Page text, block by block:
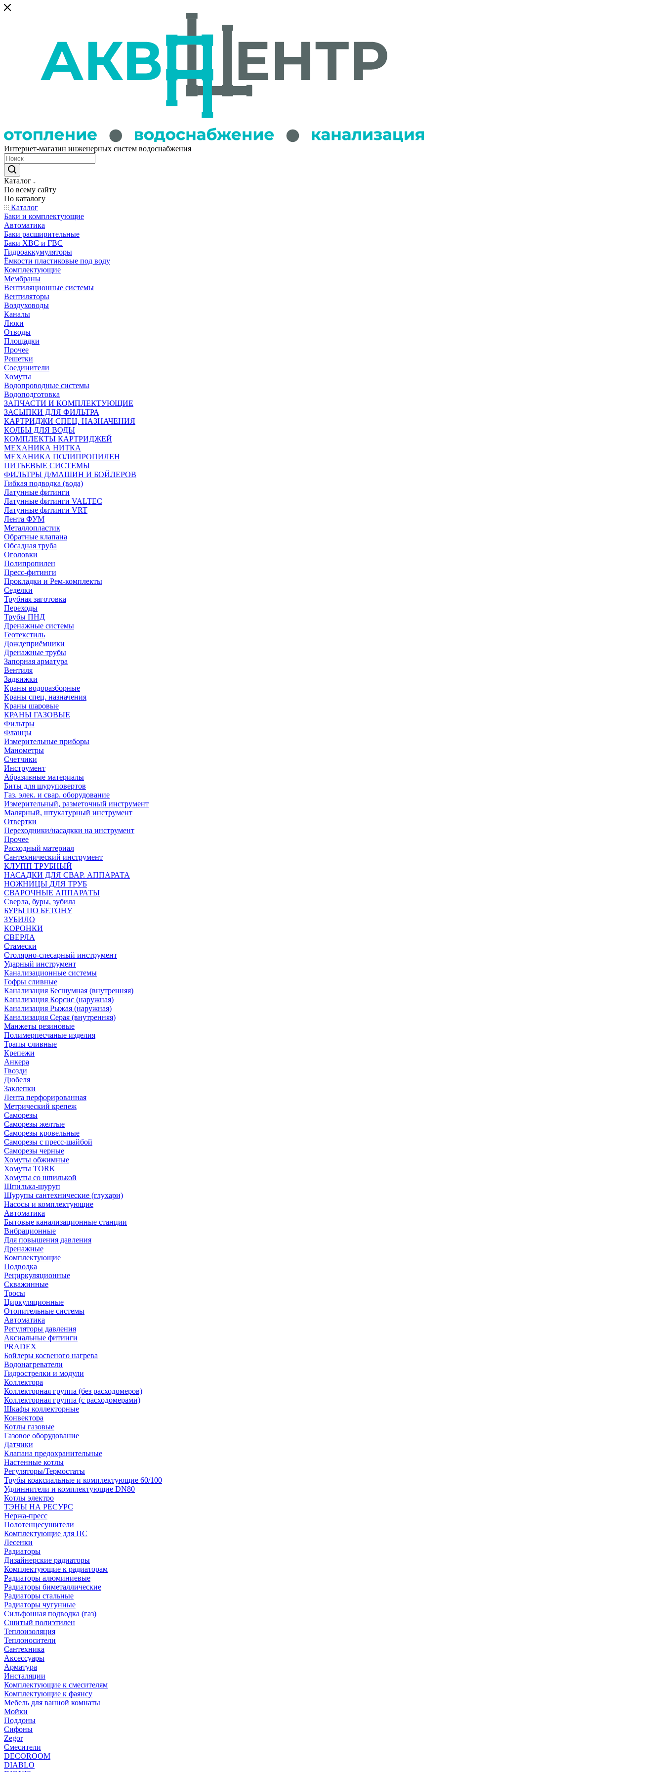
Интернет-магазин инженерных систем водоснабжения
Каталог
По всему сайту
По каталогу
Каталог
Баки и комплектующие
Автоматика
Баки расширительные
Баки ХВС и ГВС
Гидроаккумуляторы
Ёмкости пластиковые под воду
Комплектующие
Мембраны
Вентиляционные системы
Вентиляторы
Воздуховоды
Каналы
Люки
Отводы
Площадки
Прочее
Решетки
Соединители
Хомуты
Водопроводные системы
Водоподготовка
ЗАПЧАСТИ И КОМПЛЕКТУЮЩИЕ
ЗАСЫПКИ ДЛЯ ФИЛЬТРА
КАРТРИДЖИ СПЕЦ. НАЗНАЧЕНИЯ
КОЛБЫ ДЛЯ ВОДЫ
КОМПЛЕКТЫ КАРТРИДЖЕЙ
МЕХАНИКА НИТКА
МЕХАНИКА ПОЛИПРОПИЛЕН
ПИТЬЕВЫЕ СИСТЕМЫ
ФИЛЬТРЫ Д/МАШИН И БОЙЛЕРОВ
Гибкая подводка (вода)
Латунные фитинги
Латунные фитинги VALTEC
Латунные фитинги VRT
Лента ФУМ
Металлопластик
Обратные клапана
Обсадная труба
Оголовки
Полипропилен
Пресс-фитинги
Прокладки и Рем-комплекты
Седелки
Трубная заготовка
Переходы
Трубы ПНД
Дренажные системы
Геотекстиль
Дождеприёмники
Дренажные трубы
Запорная арматура
Вентиля
Задвижки
Краны водоразборные
Краны спец. назначения
Краны шаровые
КРАНЫ ГАЗОВЫЕ
Фильтры
Фланцы
Измерительные приборы
Манометры
Счетчики
Инструмент
Абразивные материалы
Биты для шуруповертов
Газ. элек. и свар. оборудование
Измерительный, разметочный инструмент
Малярный, штукатурный инструмент
Отвертки
Переходники/насадкки на инструмент
Прочее
Расходный материал
Сантехнический инструмент
КЛУПП ТРУБНЫЙ
НАСАДКИ ДЛЯ СВАР. АППАРАТА
НОЖНИЦЫ ДЛЯ ТРУБ
СВАРОЧНЫЕ АППАРАТЫ
Сверла, буры, зубила
БУРЫ ПО БЕТОНУ
ЗУБИЛО
КОРОНКИ
СВЕРЛА
Стамески
Столярно-слесарный инструмент
Ударный инструмент
Канализационные системы
Гофры сливные
Канализация Бесшумная (внутренняя)
Канализация Корсис (наружная)
Канализация Рыжая (наружная)
Канализация Серая (внутренняя)
Манжеты резиновые
Полимерпесчаные изделия
Трапы сливные
Крепежи
Анкера
Гвозди
Дюбеля
Заклепки
Лента перфорированная
Метрический крепеж
Саморезы
Саморезы желтые
Саморезы кровельные
Саморезы с пресс-шайбой
Саморезы черные
Хомуты обжимные
Хомуты TORK
Хомуты со шпилькой
Шпилька-шуруп
Шурупы сантехнические (глухари)
Насосы и комплектующие
Автоматика
Бытовые канализационные станции
Вибрационные
Для повышения давления
Дренажные
Комплектующие
Подводка
Рециркуляционные
Скважинные
Тросы
Циркуляционные
Отопительные системы
Автоматика
Регуляторы давления
Аксиальные фитинги
PRADEX
Бойлеры косвеного нагрева
Водонагреватели
Гидрострелки и модули
Коллектора
Коллекторная группа (без расходомеров)
Коллекторная группа (с расходомерами)
Шкафы коллекторные
Конвектора
Котлы газовые
Газовое оборудование
Датчики
Клапана предохранительные
Настенные котлы
Регуляторы/Термостаты
Трубы коаксиальные и комплектующие 60/100
Удлиннители и комплектующие DN80
Котлы электро
ТЭНЫ НА РЕСУРС
Нержа-пресс
Полотенцесушители
Комплектующие для ПС
Лесенки
Радиаторы
Дизайнерские радиаторы
Комплектующие к радиаторам
Радиаторы алюминиевые
Радиаторы биметаллические
Радиаторы стальные
Радиаторы чугунные
Сильфонная подводка (газ)
Сшитый полиэтилен
Теплоизоляция
Теплоносители
Сантехника
Аксессуары
Арматура
Инсталяции
Комплектующие к смесителям
Комплектующие к фаянсу
Мебель для ванной комнаты
Мойки
Поддоны
Сифоны
Zegor
Смесители
DECOROOM
DIABLO